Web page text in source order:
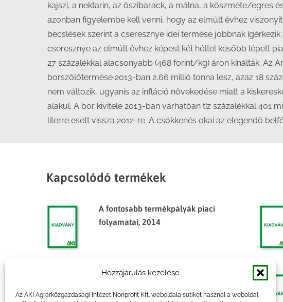
Hozzájárulás kezelése
Az AKI Agrárközgazdasági Intézet Nonprofit Kft. weboldala sütiket használ a weboldal
kajszi, a nektarin, az őszibarack, a málna, a köszméte/egres
azonban figyelembe kell venni, hogy az elmúlt évhez
becslések szerint a cseresznye idei termése jobbnak
cseresznye az elmúlt évhez képest két héttel később lépett
27 százalékkal alacsonyabb (468 forint/kg) áron kínálták. Az
borszőlőtermése 2013-ban 2,66 millió tonna lesz, azaz 18
nem változik, ugyanis az infláció növekedése miatt a
alakul. A bor kivitele 2013-ban várhatóan tíz százalékkal 401
literre esett vissza 2012-re. A csökkenés okai az elegendő
Kapcsolódó termékek
A fontosabb termékpályák piaci
folyamatai, 2014
Agrárpiaci jelentések – Zöldség,
gyümölcs és bor